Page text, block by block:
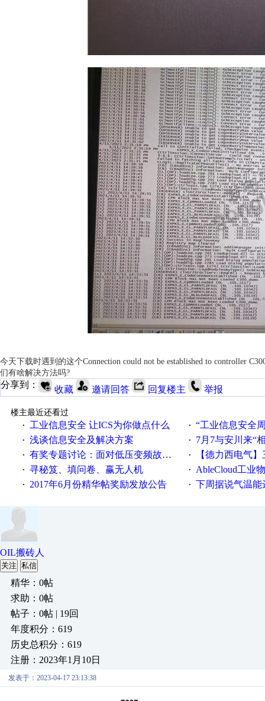
今天下载时遇到的这个Connection could not be established to controller
们有啥解决方法吗?
分享到： 收藏 邀请回答 回复楼主 举报
楼主最近还看过
·
工业信息安全 让ICS为你做点什么 · “工业信息安全周之我见”
· 浅谈信息安全及解决方案 · 7月7与安川来“
· 有奖专题讨论：面对低压变频故障，老手是这样解决的！ · 【德力西电气】三
· 寻秘笈、填问卷、赢无人机 · AbleCloud工业物联
· 2017年6月份精华帖奖励发放公告 · 下周据说气温能
OIL搬砖人
关注 私信
精华：0帖
求助：0帖
帖子：0帖 | 19回
年度积分：619
历史总积分：619
注册：2023年1月10日
发表于：2023-04-17 23:13:38